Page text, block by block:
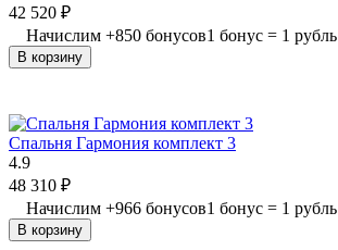
42 520 ₽
Начислим +850 бонусов1 бонус = 1 рубль
В корзину
Спальня Гармония комплект 3
4.9
48 310 ₽
Начислим +966 бонусов1 бонус = 1 рубль
В корзину